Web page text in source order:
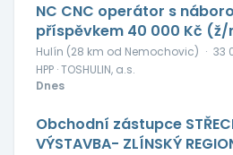
NC CNC operátor s
příspěvkem 40 000 Kč (ž/
Hulín (28 km od Nemochovic) · 33
HPP · TOSHULIN, a.s.
Dnes
Obchodní zástupce
VÝSTAVBA- ZLÍNSKÝ